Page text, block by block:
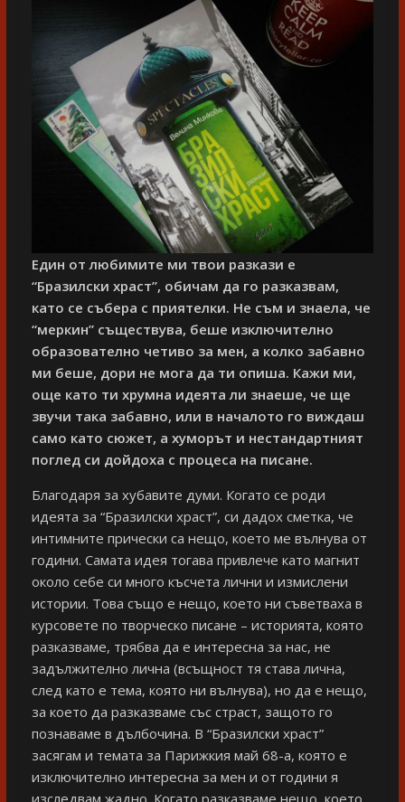
Един от любимите ми твои разкази е
“Бразилски храст”, обичам да го разказвам,
като се събера с приятелки. Не съм и знаела, че
“меркин” съществува, беше изключително
образователно четиво за мен, а колко забавно
ми беше, дори не мога да ти опиша. Кажи ми,
още като ти хрумна идеята ли знаеше, че ще
звучи така забавно, или в началото го виждаш
само като сюжет, а хуморът и нестандартният
поглед си дойдоха с процеса на писане.
Благодаря за хубавите думи. Когато се роди
идеята за “Бразилски храст”, си дадох сметка, че
интимните прически са нещо, което ме вълнува от
години. Самата идея тогава привлече като магнит
около себе си много късчета лични и измислени
истории. Това също е нещо, което ни съветваха в
курсовете по творческо писане – историята, която
разказваме, трябва да е интересна за нас, не
задължително лична (всъщност тя става лична,
след като е тема, която ни вълнува), но да е нещо,
за което да разказваме със страст, защото го
познаваме в дълбочина. В “Бразилски храст”
засягам и темата за Парижкия май 68-а, която е
изключително интересна за мен и от години я